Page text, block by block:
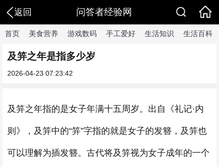
返回 问答者经验网
首页 美食营养 游戏数码 手工爱好 生活知识 生活百科
及笄之年是指多少岁
2026-04-23 07:23:42
及笄之年指的是女子年满十五周岁。出自《礼记·内
则》，及笄中的“笄”字指的就是女子的发簪，及笄也
可以理解为插发簪。古代将及笄视为女子成年的一个